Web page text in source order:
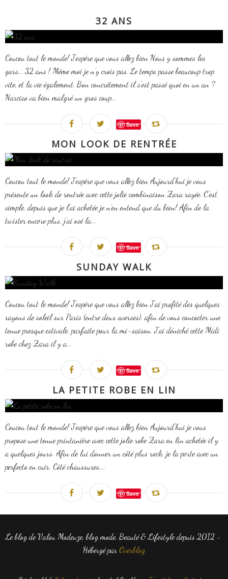
32 ANS
Coucou tout le monde! J'espère que vous allez bien Nous y sommes les
gars… 32 ans ! Même moi je n'y crois pas. Le temps passe beaucoup trop
vite, et la vie également. Bon concrètement il s'est passé quoi en un an ?
Narciso va bien malgré un gros coup...
Save
MON LOOK DE RENTRÉE
Coucou tout le monde! J'espère que vous allez bien Aujourd'hui je vous
présente un look de rentrée avec cette jolie combinaison Zara rayée. C'est
simple, depuis que je l'ai achetée je n'en entend que du bien! Afin de la
twister encore plus, j'ai osé la...
Save
SUNDAY WALK
Coucou tout le monde! J'espère que vous allez bien J'ai profité des quelques
rayons de soleil sur Paris (entre deux averses), afin de vous concocter une
tenue presque estivale, parfaite pour la mi-saison. J'ai déniché cette Midi
robe chez Zara il y a...
Save
LA PETITE ROBE EN LIN
Coucou tout le monde! J'espère que vous allez bien Aujourd'hui je vous
propose une tenue printanière avec cette jolie robe Zara en lin achetée il y
a quelques jours. Afin de lui donner un côté plus rock, je la porte avec un
perfecto en cuir. Côté chaussures,...
Save
Le blog de Valou Modeuze, blog mode, Beauté & Lifestyle depuis 2012 -
Hébergé parOverblog